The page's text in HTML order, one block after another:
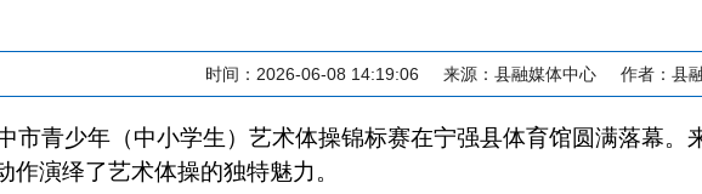
时间：2026-06-08 14:19:06 来源：县融媒体中心 作者：县
市青少年（中小学生）艺术体操锦标赛在宁强县体育馆圆满落幕
作演绎了艺术体操的独特魅力。